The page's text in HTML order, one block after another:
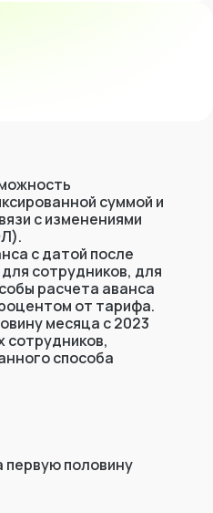
суммой и
с изменениями
с датой после
сотрудников, для
расчета аванса
от тарифа.
месяца с 2023
сотрудников,
способа
первую половину